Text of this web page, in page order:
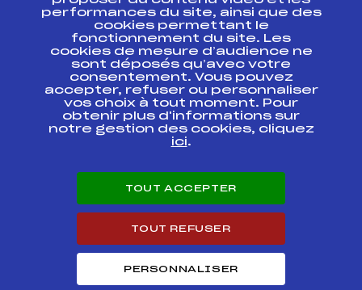
Pass’Neige
Projet sportif fédéral
Projet de performance fédéral
Antidopage
Pôle Développement, Formation, Suivi
Scientifique
Listes ministérielles
Pôle vie de l’athlète
Enseignement professionnel
Carrières
performances du site, ainsi que des
cookies permettant le
fonctionnement du site. Les
cookies de mesure d’audience ne
sont déposés qu’avec votre
consentement. Vous pouvez
accepter, refuser ou personnaliser
vos choix à tout moment. Pour
obtenir plus d'informations sur
notre gestion des cookies, cliquez
ici.
TOUT ACCEPTER
TOUT REFUSER
PERSONNALISER